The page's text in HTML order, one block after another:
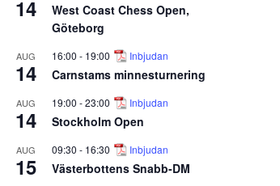
14
West Coast Chess Open,
Göteborg
AUG
14
16:00 - 19:00 Inbjudan
Carnstams minnesturnering
AUG
14
19:00 -23:00 Inbjudan
Stockholm Open
AUG
15
09:30 - 16:30 Inbjudan
Västerbottens Snabb-DM